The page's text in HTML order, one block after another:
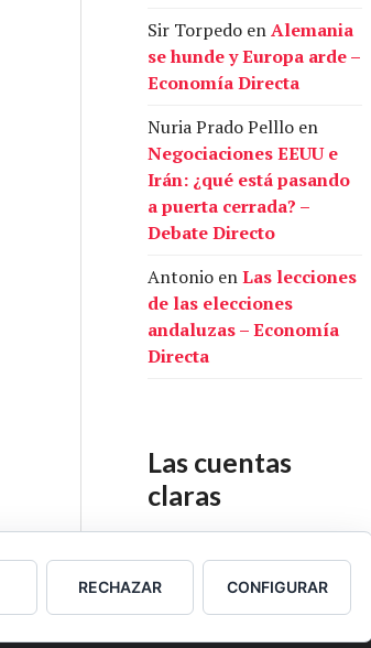
Sir Torpedo enAlemania
se hunde y Europa arde –
Economía Directa
Nuria Prado Pelllo en
Negociaciones EEUU e
Irán: ¿qué está pasando
a puerta cerrada? –
Debate Directo
Antonio enLas lecciones
de las elecciones
andaluzas – Economía
Directa
Las cuentas
claras
Nuestras cuentas
RECHAZAR CONFIGURAR